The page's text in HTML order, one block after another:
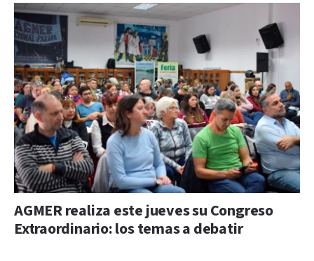
AGMER realiza este jueves su Congreso
Extraordinario: los temas a debatir